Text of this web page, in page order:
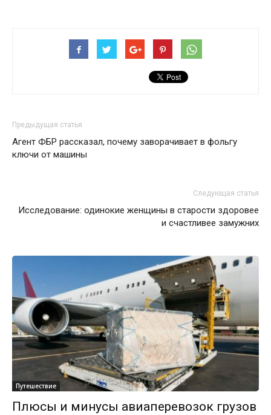
Предыдущая статья
Агент ФБР рассказал, почему заворачивает в фольгу
ключи от машины
Следующая статья
Исследование: одинокие женщины в старости здоровее
и счастливее замужних
Путешествие
Плюсы и минусы авиаперевозок грузов